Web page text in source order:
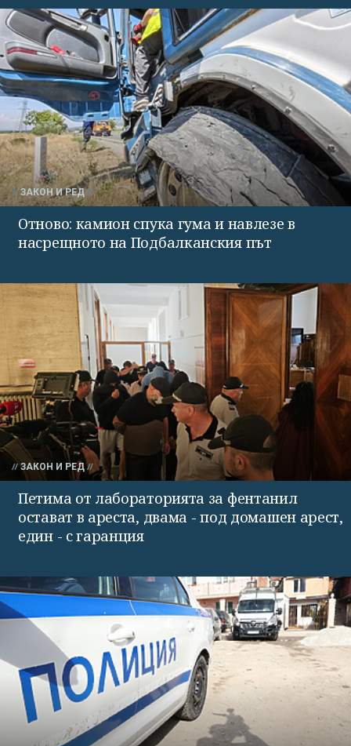
ЗАКОН И РЕД
Отново: камион спука гума и навлезе в
насрещното на Подбалканския път
ЗАКОН И РЕД
Петима от лабораторията за фентанил
остават в ареста, двама - под домашен арест,
един - с гаранция